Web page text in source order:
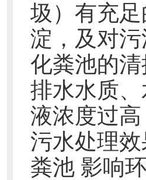
圾）有充
淀，及对
化粪池的
排水水质
液浓度过
污水处理
粪池 影响